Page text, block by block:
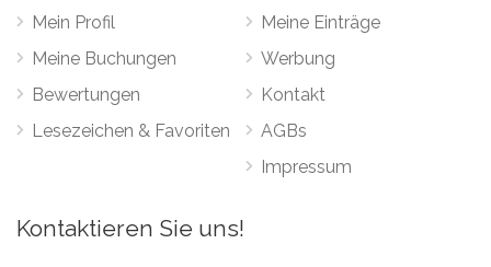
Mein Profil
Meine Buchungen
Bewertungen
Lesezeichen & Favoriten
Meine Einträge
Werbung
Kontakt
AGBs
Impressum
Kontaktieren Sie uns!